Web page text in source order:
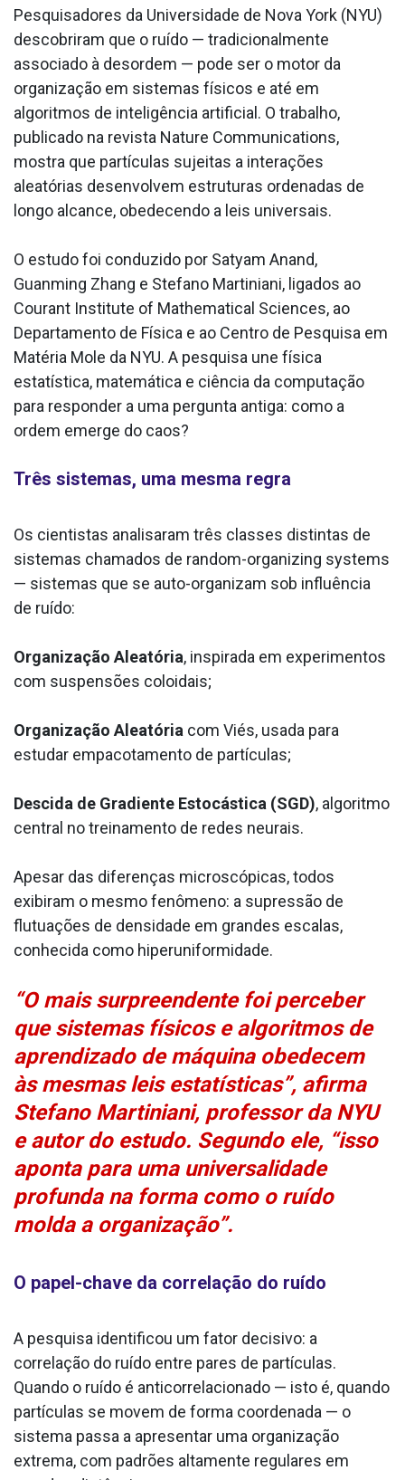
Pesquisadores da Universidade de Nova York (NYU)
descobriram que o ruído — tradicionalmente
associado à desordem — pode ser o motor da
organização em sistemas físicos e até em
algoritmos de inteligência artificial. O trabalho,
publicado na revista Nature Communications,
mostra que partículas sujeitas a interações
aleatórias desenvolvem estruturas ordenadas de
longo alcance, obedecendo a leis universais.
O estudo foi conduzido por Satyam Anand,
Guanming Zhang e Stefano Martiniani, ligados ao
Courant Institute of Mathematical Sciences, ao
Departamento de Física e ao Centro de Pesquisa em
Matéria Mole da NYU. A pesquisa une física
estatística, matemática e ciência da computação
para responder a uma pergunta antiga: como a
ordem emerge do caos?
Três sistemas, uma mesma regra
Os cientistas analisaram três classes distintas de
sistemas chamados de random-organizing systems
— sistemas que se auto-organizam sob influência
de ruído:
Organização Aleatória, inspirada em experimentos
com suspensões coloidais;
Organização Aleatória com Viés, usada para
estudar empacotamento de partículas;
Descida de Gradiente Estocástica (SGD), algoritmo
central no treinamento de redes neurais.
Apesar das diferenças microscópicas, todos
exibiram o mesmo fenômeno: a supressão de
flutuações de densidade em grandes escalas,
conhecida como hiperuniformidade.
“O mais surpreendente foi perceber
que sistemas físicos e algoritmos de
aprendizado de máquina obedecem
às mesmas leis estatísticas”, afirma
Stefano Martiniani, professor da NYU
e autor do estudo. Segundo ele, “isso
aponta para uma universalidade
profunda na forma como o ruído
molda a organização”.
O papel-chave da correlação do ruído
A pesquisa identificou um fator decisivo: a
correlação do ruído entre pares de partículas.
Quando o ruído é anticorrelacionado — isto é, quando
partículas se movem de forma coordenada — o
sistema passa a apresentar uma organização
extrema, com padrões altamente regulares em